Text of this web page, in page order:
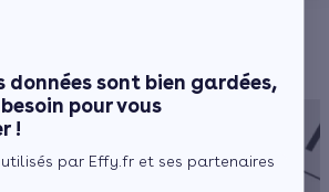
données sont bien gardées,
pour vous
!
par Effy.fr et ses partenaires
nous Presse
Murs
Fenêtres
Sols